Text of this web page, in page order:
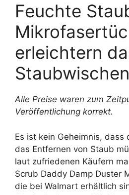
Feuchte
erleichtern
Staubwischen
Alle Preise waren zum
Veröffentlichung korrekt.
Es ist kein Geheimnis, dass
das Entfernen von Staub
laut zufriedenen Käufern
Scrub Daddy Damp Duster
die bei Walmart erhältlich